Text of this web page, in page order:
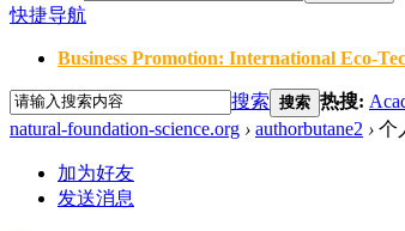
快捷导航
Business Promotion: International Eco-
搜索 搜索 热搜:
natural-foundation-science.org › authorbutane2 › 个
加为好友
发送消息